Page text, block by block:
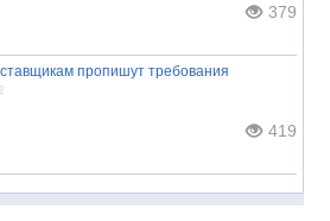
379
пропишут требования
419